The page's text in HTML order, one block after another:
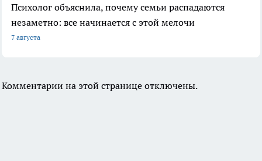
Психолог объяснила, почему семьи распадаются
незаметно: все начинается с этой мелочи
7 августа
Комментарии на этой странице отключены.